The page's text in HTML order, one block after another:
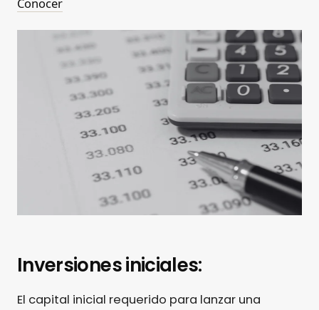
Conocer
Inversiones iniciales:
El capital inicial requerido para lanzar una